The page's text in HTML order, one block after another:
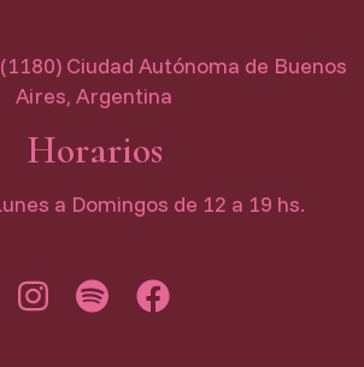
Ciudad Autónoma de Buenos
Aires, Argentina
Horarios
a Domingos de 12 a 19 hs.